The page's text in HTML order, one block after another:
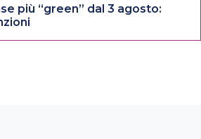
più “green” dal 3 agosto: